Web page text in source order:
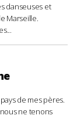
danseuses et
Marseille.
de mes pères.
ne tenons